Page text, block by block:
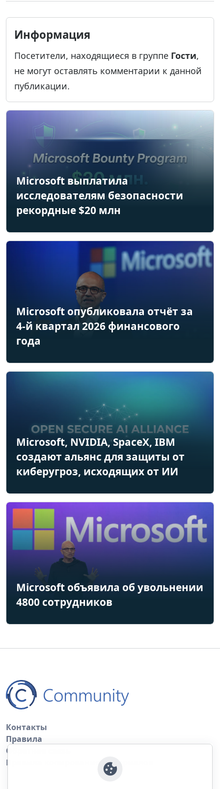
Информация
Посетители, находящиеся в группе Гости,
не могут оставлять комментарии к данной
публикации.
Microsoft выплатила
исследователям безопасности
рекордные $20 млн
Microsoft опубликовала отчёт за
4-й квартал 2026 финансового
года
Microsoft, NVIDIA, SpaceX, IBM
создают альянс для защиты от
киберугроз, исходящих от ИИ
Microsoft объявила об увольнении
4800 сотрудников
Контакты
Правила
Обратная связь
Правила копирования материалов